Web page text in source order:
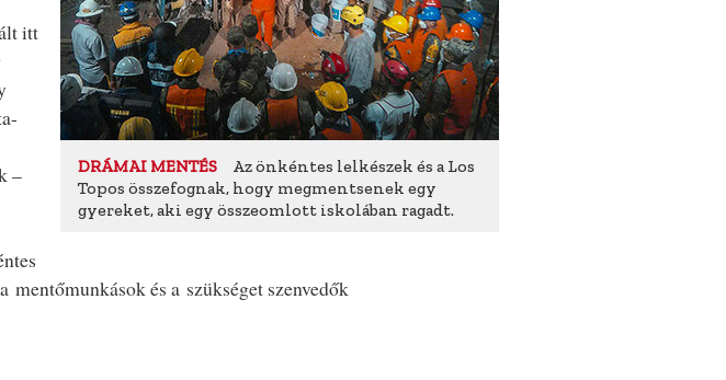
DRÁMAI MENTÉS
Az önkéntes lelkészek és a Los
Topos összefognak, hogy megmentsenek egy
gyereket, aki egy összeomlott iskolában ragadt.
itt
–
mentőmunkások és a szükséget szenvedők